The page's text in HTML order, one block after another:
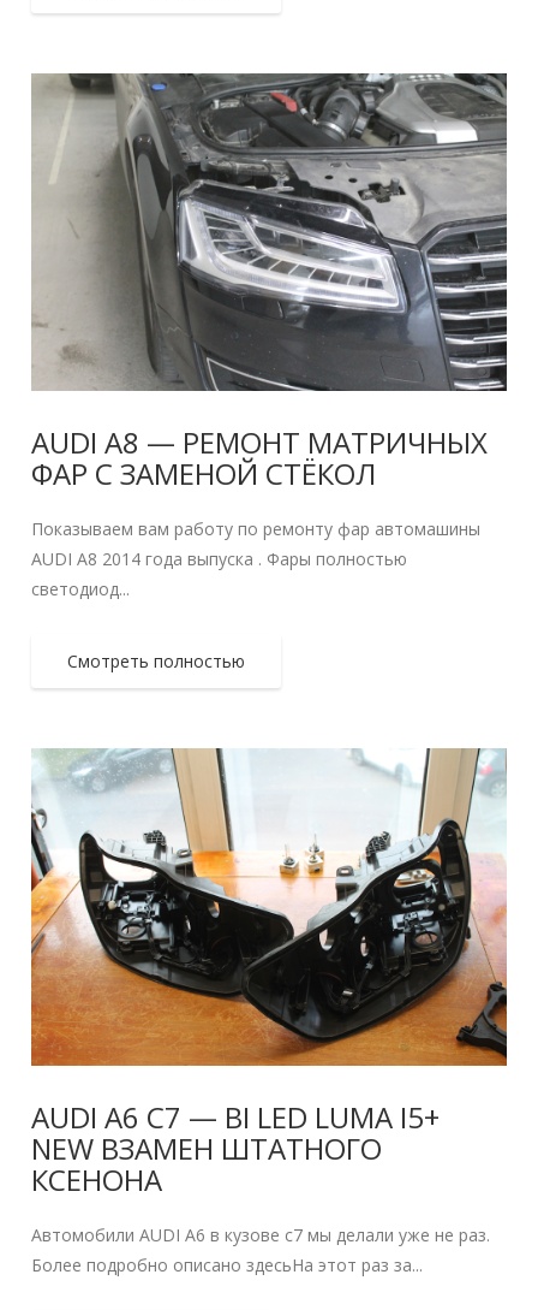
AUDI A8 — РЕМОНТ МАТРИЧНЫХ
ФАР С ЗАМЕНОЙ СТЁКОЛ
Показываем вам работу по ремонту фар автомашины
AUDI A8 2014 года выпуска . Фары полностью
светодиод...
Смотреть полностью
AUDI A6 C7 — BI LED LUMA I5+
NEW ВЗАМЕН ШТАТНОГО
КСЕНОНА
Автомобили AUDI A6 в кузове c7 мы делали уже не раз.
Более подробно описано здесьНа этот раз за...